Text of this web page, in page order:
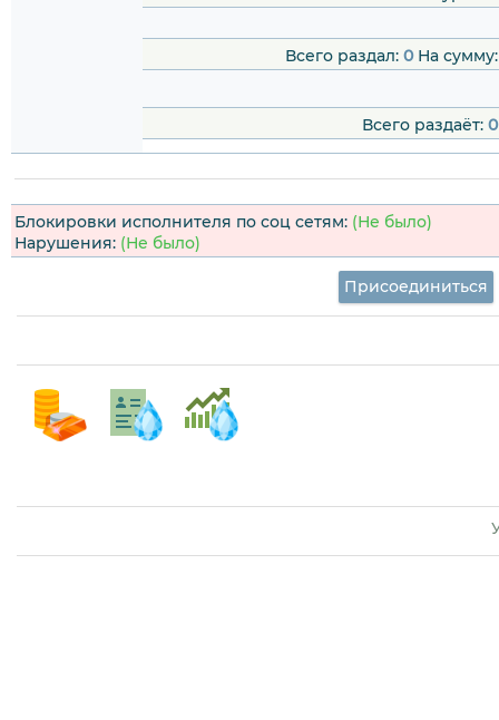
Всего раздал: 0На
Всего раздаёт: 0
Блокировки исполнителя по соц сетям: (Не было)
Нарушения: (Не было)
Присоединиться